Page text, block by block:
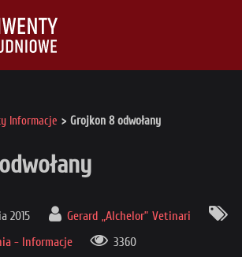
Informacje Grojkon 8 odwołany
2015
Gerard „Alchelor” Vetinari
- Informacje
3360